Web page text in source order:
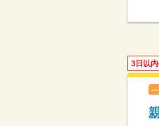
3日以